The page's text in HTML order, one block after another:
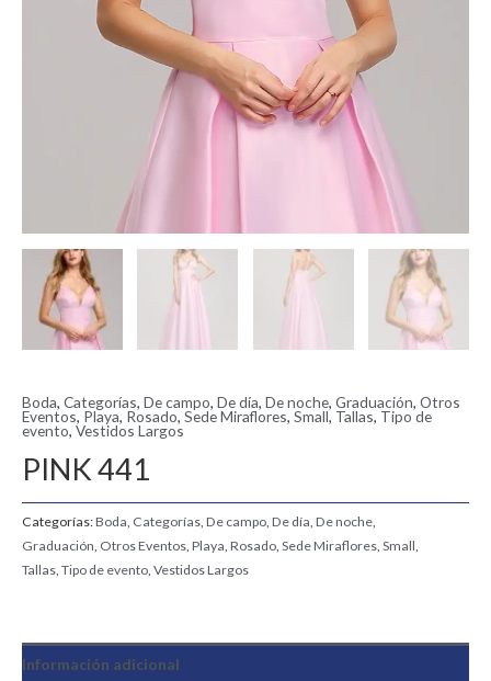
Boda, Categorías, De campo, De día, De noche, Graduación, Otros
Eventos, Playa, Rosado, Sede Miraflores, Small, Tallas, Tipo de
evento, Vestidos Largos
PINK 441
Categorías:Boda, Categorías, De campo, De día, De noche,
Graduación, Otros Eventos, Playa, Rosado, Sede Miraflores, Small,
Tallas, Tipo de evento, Vestidos Largos
Información adicional